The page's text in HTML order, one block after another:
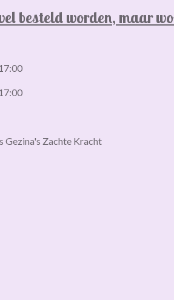
besteld worden, maar
Gezina's Zachte Kracht